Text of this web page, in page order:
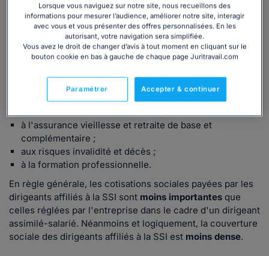
chômage, sauf s'il dispose d'un contrat de travail en plus
de son mandat social (cumul mandat social-contrat de
S'il relève de laSSI, le dirigeants'acquitte lui-même des
sociale relative :
aux allocations familiales ;
à l'assurance vieillesse et retraite de base et
complémentaire ;
aux risques invalidité et décès ;
à la formation professionnelle.
En règle générale, les cotisations sociales payées par les
dirigeants affiliés à la SSI sont moins importantes que
celles réglées par l'entreprise dans le cadre d'un dirigeant
assimilé-salarié. Néanmoins et logiquement, la couverture
sociale des dirigeants affiliés à la SSI est moins dense.
Lorsque vous naviguez sur notre site, nous recueillons des
informations pour mesurer l’audience, améliorer notre site, interagir
avec vous et vous présenter des offres personnalisées. En les
autorisant, votre navigation sera simplifiée.
Vous avez le droit de changer d’avis à tout moment en cliquant sur le
bouton cookie en bas à gauche de chaque page Juritravail.com
Accepter & continuer
Paramétrer